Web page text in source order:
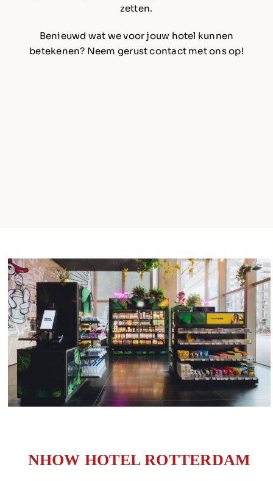
zetten.
Benieuwd wat we voor jouw hotel kunnen
betekenen? Neem gerust contact met ons op!
NHOW HOTEL ROTTERDAM